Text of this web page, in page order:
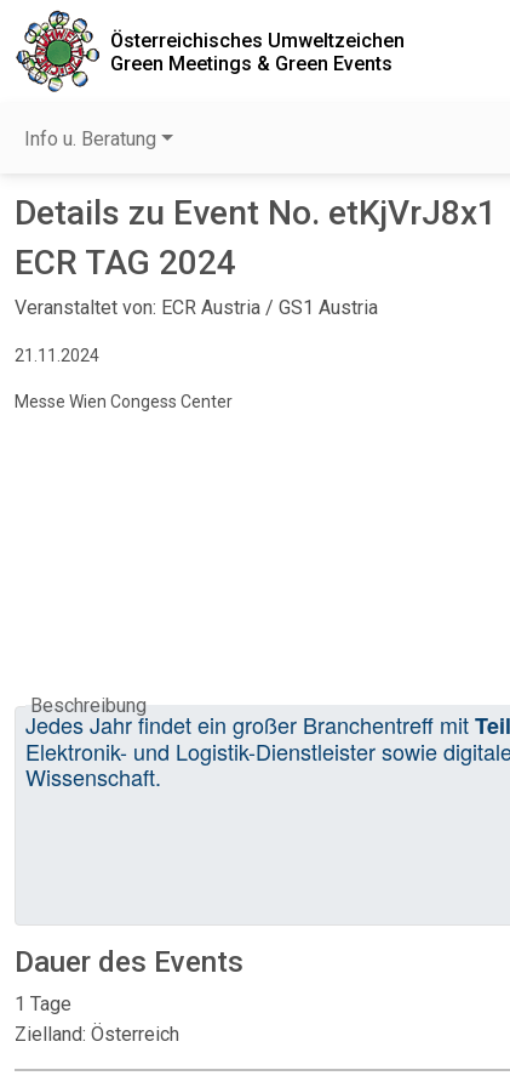
Österreichisches Umweltzeichen
Green Meetings & Green Events
Info u. Beratung
Details zu Event No. etKjVrJ8x1
ECR TAG 2024
Veranstaltet von: ECR Austria / GS1 Austria
21.11.2024
Messe Wien Congess Center
Beschreibung
Jedes Jahr findet ein großer Branchentreff mit
Elektronik- und Logistik-Dienstleister sowie
Wissenschaft.
Dauer des Events
1 Tage
Zielland: Österreich